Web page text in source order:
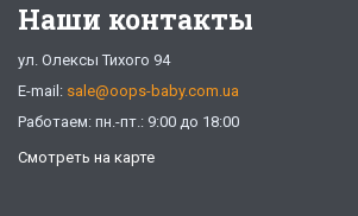
Наши контакты
ул. Олексы Тихого 94
E-mail: sale@oops-baby.com.ua
Работаем: пн.-пт.: 9:00 до 18:00
Смотреть на карте